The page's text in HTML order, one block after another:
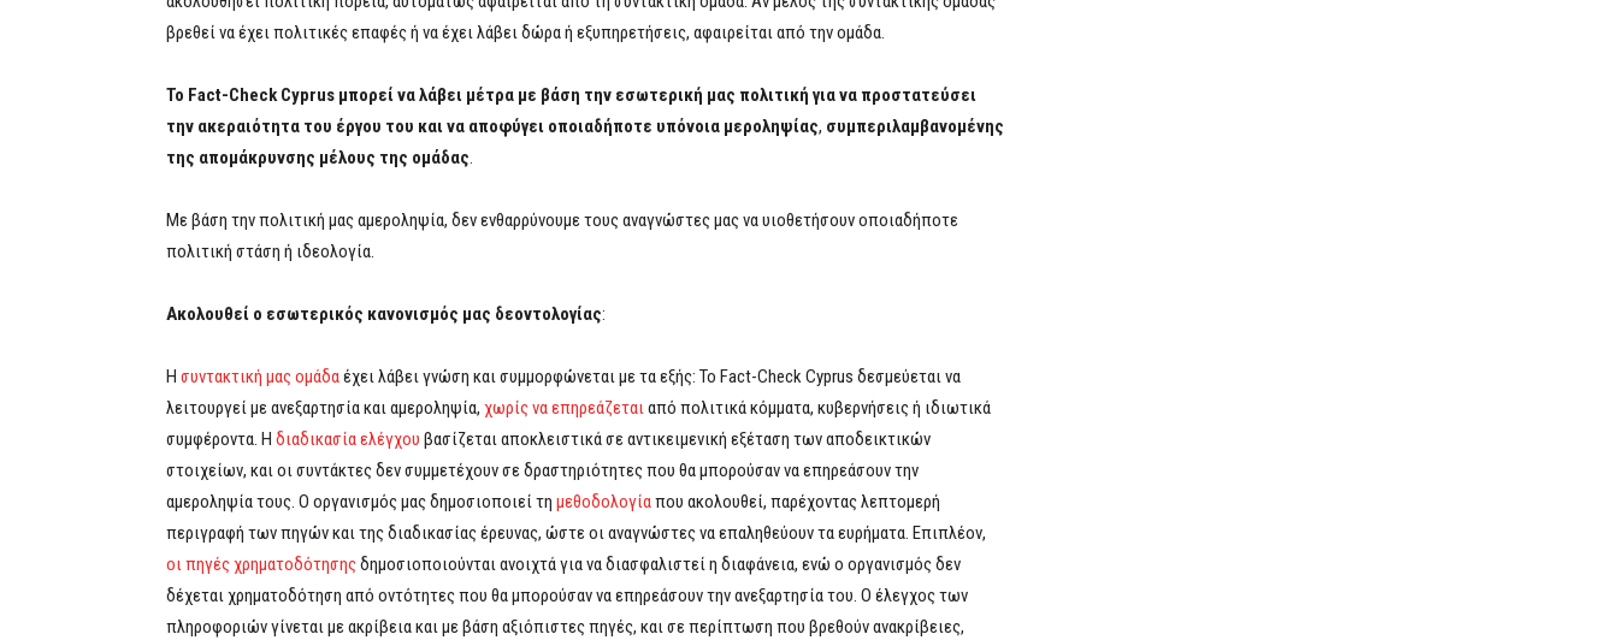
βρεθεί να έχει πολιτικές επαφές ή να έχει λάβει δώρα ή εξυπηρετήσεις, αφαιρείται από την ομάδα.
Το Fact-Check Cyprus μπορεί να λάβει μέτρα με βάση την εσωτερική μας πολιτική για να προστατεύσει
την ακεραιότητα του έργου του και να αποφύγει οποιαδήποτε υπόνοια μεροληψίας, συμπεριλαμβανομένης
της απομάκρυνσης μέλους της ομάδας.
Με βάση την πολιτική μας αμεροληψία, δεν ενθαρρύνουμε τους αναγνώστες μας να υιοθετήσουν οποιαδήποτε
πολιτική στάση ή ιδεολογία.
Ακολουθεί ο εσωτερικός κανονισμός μας δεοντολογίας:
Η συντακτική μας ομάδαέχει λάβει γνώση και συμμορφώνεται με τα εξής: Το Fact-Check Cyprus δεσμεύεται να
λειτουργεί με ανεξαρτησία και αμεροληψία, χωρίς να επηρεάζεταιαπό πολιτικά κόμματα, κυβερνήσεις ή ιδιωτικά
συμφέροντα. Η διαδικασία ελέγχου βασίζεται αποκλειστικά σε αντικειμενική εξέταση των αποδεικτικών
στοιχείων, και οι συντάκτες δεν συμμετέχουν σε δραστηριότητες που θα μπορούσαν να επηρεάσουν την
αμεροληψία τους. Ο οργανισμός μας δημοσιοποιεί τη μεθοδολογίαπου ακολουθεί, παρέχοντας λεπτομερή
περιγραφή των πηγών και της διαδικασίας έρευνας, ώστε οι αναγνώστες να επαληθεύουν τα ευρήματα. Επιπλέον,
οι πηγές χρηματοδότησηςδημοσιοποιούνται ανοιχτά για να διασφαλιστεί η διαφάνεια, ενώ ο οργανισμός δεν
δέχεται χρηματοδότηση από οντότητες που θα μπορούσαν να επηρεάσουν την ανεξαρτησία του. Ο έλεγχος των
πληροφοριών γίνεται με ακρίβεια και με βάση αξιόπιστες πηγές, και σε περίπτωση που βρεθούν ανακρίβειες,